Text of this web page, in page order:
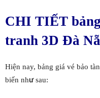
CHI TIẾT
tranh 3D Đà
Hiện nay, bảng giá vé bảo
biến như sau: